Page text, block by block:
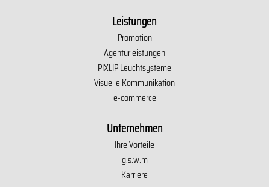
Leistungen
Promotion
Agenturleistungen
PIXLIP Leuchtsysteme
Visuelle Kommunikation
e-commerce
Unternehmen
Ihre Vorteile
g.s.w.m
Karriere